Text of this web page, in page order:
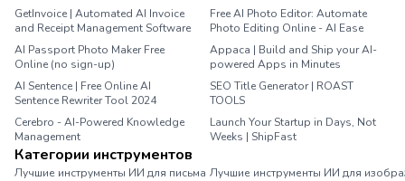
GetInvoice | Automated AI Invoice
and Receipt Management Software
Free AI Photo Editor: Automate
Photo Editing Online - AI Ease
AI Passport Photo Maker Free
Online (no sign-up)
Appaca | Build and Ship your AI-
powered Apps in Minutes
AI Sentence | Free Online AI
Sentence Rewriter Tool 2024
SEO Title Generator | ROAST
TOOLS
Cerebro - AI-Powered Knowledge
Management
Launch Your Startup in Days, Not
Weeks | ShipFast
Категории инструментов
Лучшие инструменты ИИ для письма Лучшие инструменты ИИ для